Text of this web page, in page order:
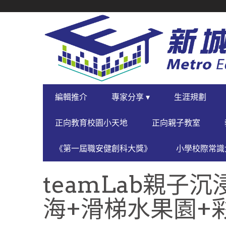
NAVIGATION
PRIMARY
NAVIGATION
編輯推介 專家分享 ▾ 生涯規劃
正向教育校園小天地 正向親子教室
《第一屆職安健創科大獎》 小學校際常
teamLab親子沉
海+滑梯水果園+